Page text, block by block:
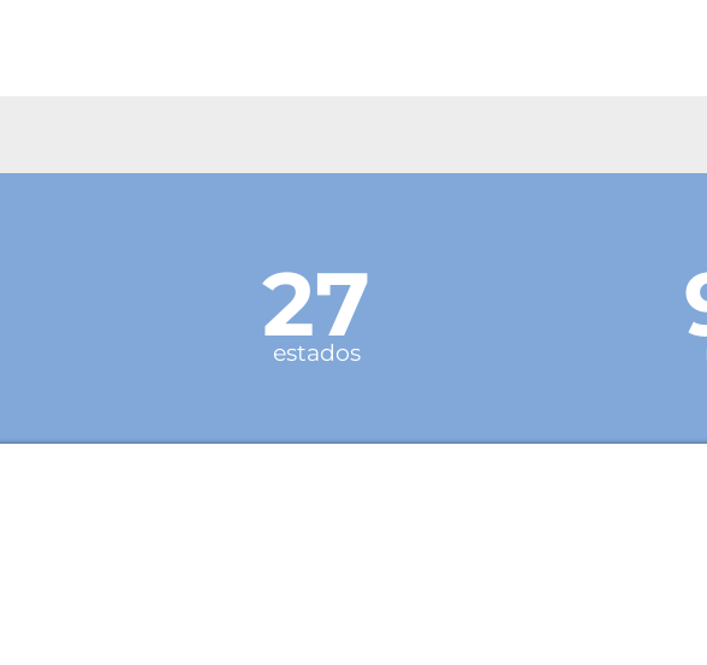
27
estados